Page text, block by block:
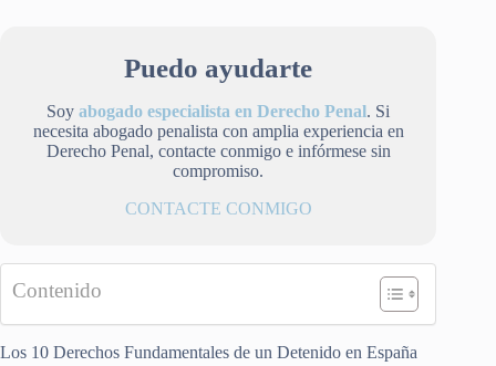
Puedo ayudarte
Soyabogado especialista en Derecho Penal. Si
necesita abogado penalista con amplia experiencia en
Derecho Penal, contacte conmigo e infórmese sin
compromiso.
CONTACTE CONMIGO
Contenido
Los 10 Derechos Fundamentales de un Detenido en España